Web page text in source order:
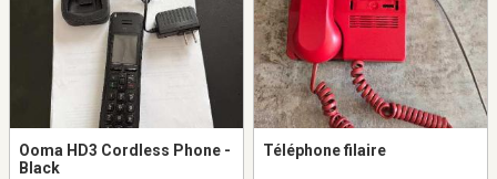
Ooma HD3 Cordless Phone -
Black
Téléphone filaire